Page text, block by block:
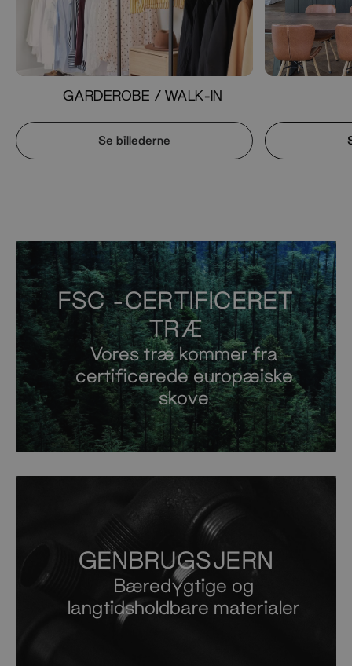
GARDEROBE / WALK-IN
Se billederne
FSC -CERTIFICERET
TRÆ
Vores træ kommer fra
certificerede europæiske
skove
GENBRUGSJERN
Bæredygtige og
langtidsholdbare materialer